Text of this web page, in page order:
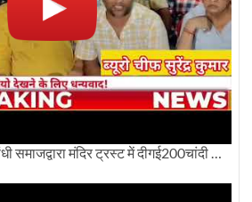
अयोध्या:राजू मनवानी ने सिंधी समाजद्वारा मंदिर ट्रस्ट में दीगई200चांदी की ईंटों पर सवाल का किया विरोध